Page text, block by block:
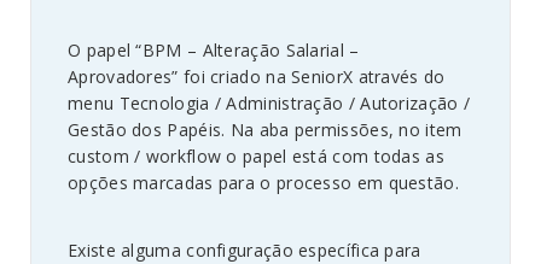
O papel “BPM – Alteração Salarial –
Aprovadores” foi criado na SeniorX através do
menu Tecnologia / Administração / Autorização /
Gestão dos Papéis. Na aba permissões, no item
custom / workflow o papel está com todas as
opções marcadas para o processo em questão.
Existe alguma configuração específica para